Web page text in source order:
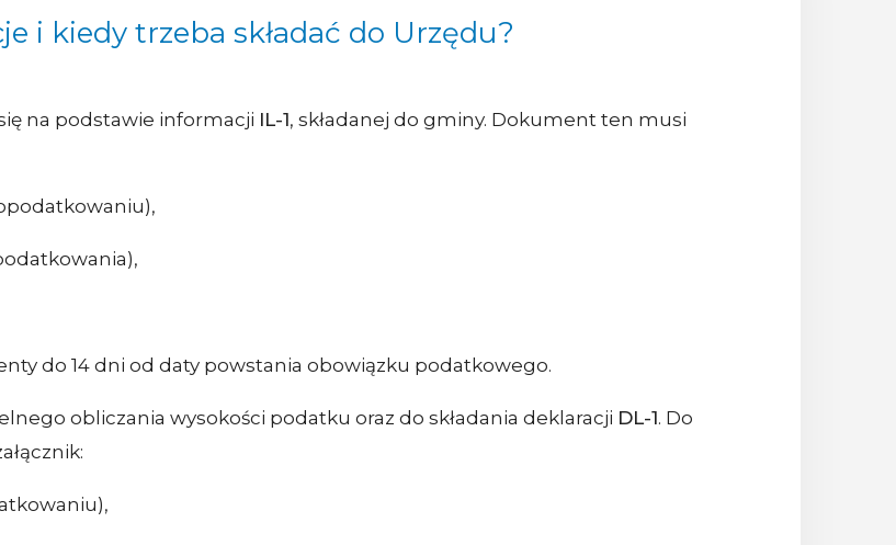
i kiedy trzeba składać do Urzędu?
na podstawie informacji IL-1, składanej do gminy. Dokument ten musi
do 14 dni od daty powstania obowiązku podatkowego.
obliczania wysokości podatku oraz do składania deklaracji DL-1. Do